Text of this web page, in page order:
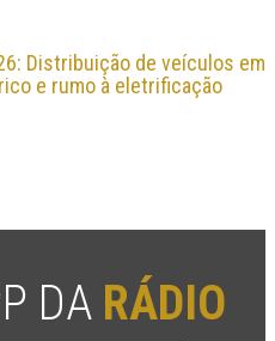
Distribuição de veículos em
e rumo à eletrificação
DA RÁDIO